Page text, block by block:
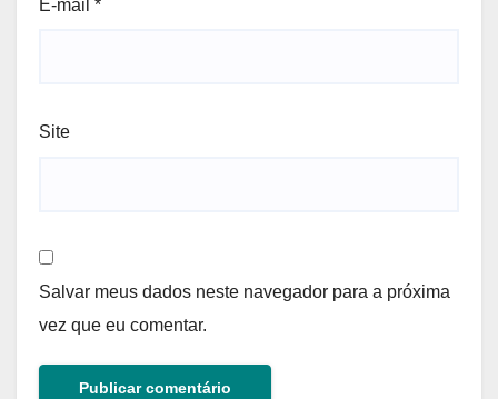
E-mail *
Site
Salvar meus dados neste navegador para a próxima
vez que eu comentar.